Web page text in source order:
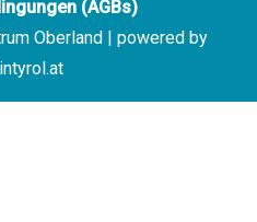
(AGBs)
Oberland | powered by